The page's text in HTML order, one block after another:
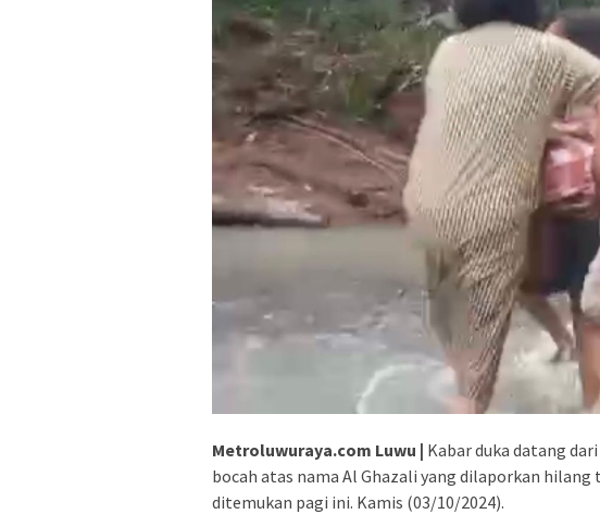
Metroluwuraya.com Luwu | Kabar duka datang
bocah atas nama Al Ghazali yang dilaporkan
ditemukan pagi ini. Kamis (03/10/2024).